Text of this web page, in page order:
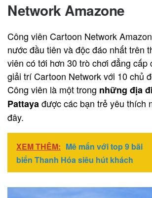
Network Amazone
Công viên Cartoon Network
nước đầu tiên và độc đáo nhất trên
viên có tới hơn 30 trò chơi đẳng cấp
giải trí Cartoon Network với 10 chủ
Công viên là một trong những địa
Pattayađược các bạn trẻ yêu thích
đây.
XEM THÊM: Mê mẩn với top 9 bãi
biển Thanh Hóa siêu hút khách